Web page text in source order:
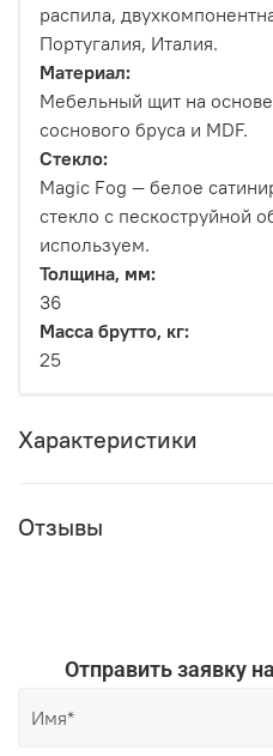
распила,
Португалия, Италия.
Материал:
Мебельный щит на
соснового бруса и MDF.
Стекло:
Magic Fog — белое
стекло с пескоструйной
используем.
Толщина, мм:
36
Масса брутто, кг:
25
Характеристики
Отзывы
Отправить заявку